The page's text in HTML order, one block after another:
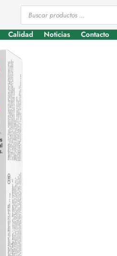
Calidad Noticias Contacto